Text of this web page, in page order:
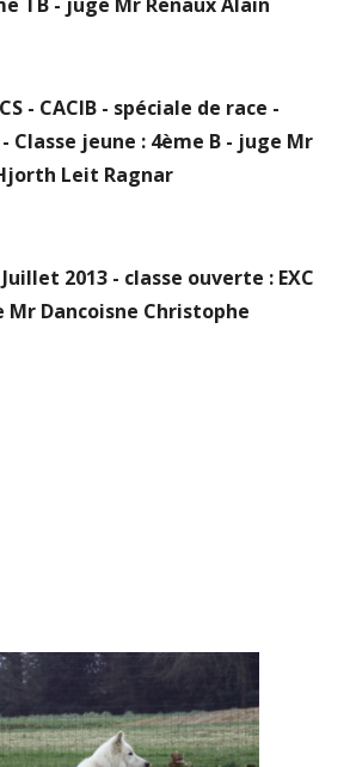
- CACIB - spéciale de race -
Classe jeune : 4ème B - juge Mr
Leit Ragnar
2013 - classe ouverte : EXC
Mr Dancoisne Christophe